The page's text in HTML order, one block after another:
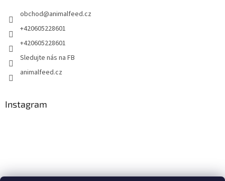
obchod@animalfeed.cz
+420605228601
+420605228601
Sledujte nás na FB
animalfeed.cz
Instagram